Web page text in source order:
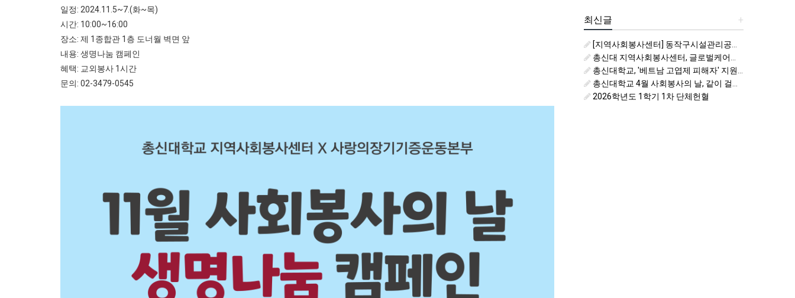
일정: 2024.11.5~7.(화~목)
시간: 10:00~16:00
장소: 제 1종합관 1층 도너월 벽면 앞
내용: 생명나눔 캠페인
혜택: 교외봉사 1시간
문의: 02-3479-0545
+
최신글
[지역사회봉사센터] 동작구시설관리공단 비치코밍 봉사활동 자원봉사자 모집
총신대 지역사회봉사센터, 글로벌케어와 지역사회봉사 및 국제개발협력 활성화를 위한 업무협약
총신대학교, '베트남 고엽제 피해자' 지원을 위한 6월 사회봉사의 날 운영
총신대학교 4월 사회봉사의 날, 같이 걸어요 키링처럼
2026학년도 1학기 1차 단체헌혈